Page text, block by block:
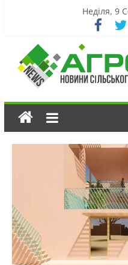
Неділя, 9